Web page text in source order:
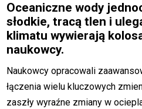
Oceaniczne wody
słodkie, tracą tlen i
klimatu wywierają
naukowcy.
Naukowcy opracowali
łączenia wielu kluczowych
zaszły wyraźne zmiany w